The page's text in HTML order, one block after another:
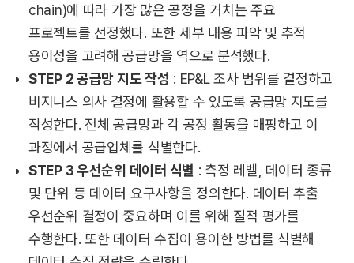
chain)에 따라 가장 많은 공정을 거치는 주요
프로젝트를 선정했다. 또한 세부 내용 파악 및 추적
용이성을 고려해 공급망을 역으로 분석했다.
STEP 2 공급망 지도 작성 : EP&L 조사 범위를 결정하고
비지니스 의사 결정에 활용할 수 있도록 공급망 지도를
작성한다. 전체 공급망과 각 공정 활동을 매핑하고 이
과정에서 공급업체를 식별한다.
STEP 3 우선순위 데이터 식별 : 측정 레벨, 데이터 종류
및 단위 등 데이터 요구사항을 정의한다. 데이터 추출
우선순위 결정이 중요하며 이를 위해 질적 평가를
수행한다. 또한 데이터 수집이 용이한 방법를 식별해